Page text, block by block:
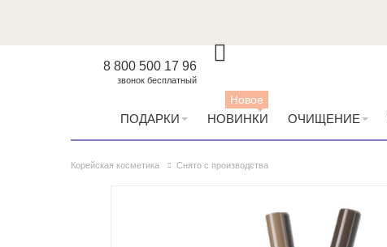
8 800 500 17 96
звонок бесплатный
ПОДАРКИ НОВИНКИ
Новое
ОЧИЩЕНИЕ
Корейская косметика Снято с производства